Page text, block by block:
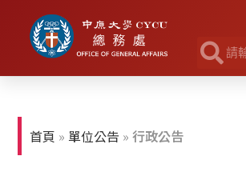
首頁 » 單位公告 »行政公告